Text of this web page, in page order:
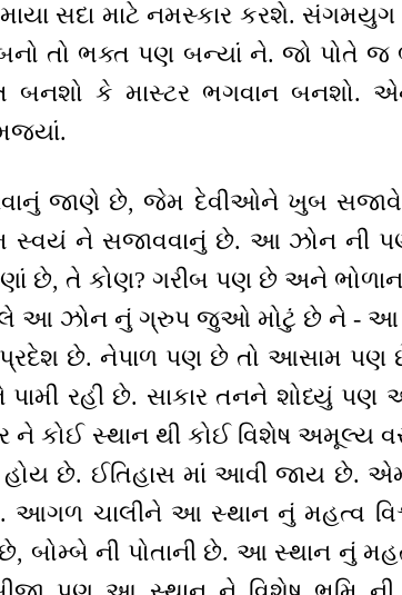
સદા માટે નમસ્કાર કરશે. સંગમયુગ
તો ભક્ત પણ બન્યાં ને. જો પોતે જ
બનશો કે માસ્ટર ભગવાન બનશો.
જાણે છે, જેમ દેવીઓને ખુબ સજાવે
સ્વયં ને સજાવવાનું છે. આ ઝોન ની
છે, તે કોણ? ગરીબ પણ છે અને
આ ઝોન નું ગ્રુપ જુઓ મોટું છે ને - આ
છે. નેપાળ પણ છે તો આસામ પણ છે,
રહી છે. સાકાર તનને શોધ્યું પણ
ને કોઈ સ્થાન થી કોઈ વિશેષ અમૂલ્ય
હોય છે. ઈતિહાસ માં આવી જાય છે.
આગળ ચાલીને આ સ્થાન નું મહત્વ
છે, બોમ્બે ની પોતાની છે. આ સ્થાન નું